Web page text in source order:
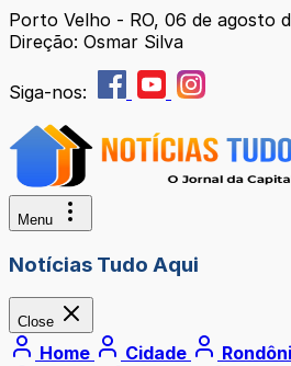
Porto Velho - RO, 06 de agosto
Direção: Osmar Silva
Siga-nos:
Menu
Notícias Tudo Aqui
Close
Home Cidade